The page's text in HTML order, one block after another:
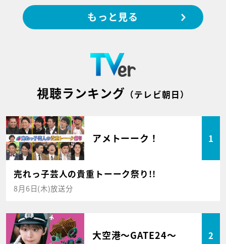
もっと見る
視聴ランキング （テレビ朝日）
アメトーーク！ 1
売れっ子芸人の貴重トーーク祭り!!
8月6日(木)放送分
大空港～GATE24～ 2